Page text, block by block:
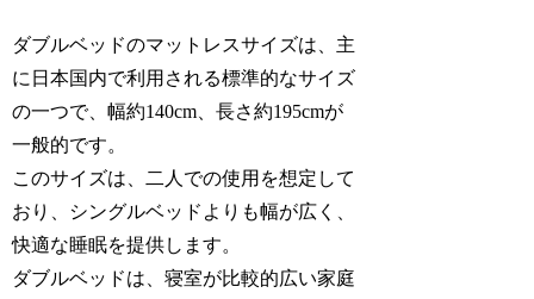
ダブルベッドのマットレスサイズは、主
に日本国内で利用される標準的なサイズ
の一つで、幅約140cm、長さ約195cmが
一般的です。
このサイズは、二人での使用を想定して
おり、シングルベッドよりも幅が広く、
快適な睡眠を提供します。
ダブルベッドは、寝室が比較的広い家庭